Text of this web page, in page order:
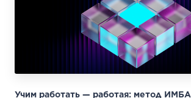
Учим работать — работая: метод ИМБА